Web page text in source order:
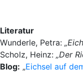
Literatur
Wunderle, Petra:
Scholz, Heinz: „Der
Blog: „Eichsel auf